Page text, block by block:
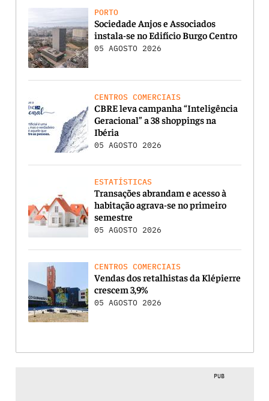
PORTO
Sociedade Anjos e Associados
instala-se no Edifício Burgo Centro
05 AGOSTO 2026
CENTROS COMERCIAIS
CBRE leva campanha “Inteligência
Geracional” a 38 shoppings na
Ibéria
05 AGOSTO 2026
ESTATÍSTICAS
Transações abrandam e acesso à
habitação agrava-se no primeiro
semestre
05 AGOSTO 2026
CENTROS COMERCIAIS
Vendas dos retalhistas da Klépierre
crescem 3,9%
05 AGOSTO 2026
PUB